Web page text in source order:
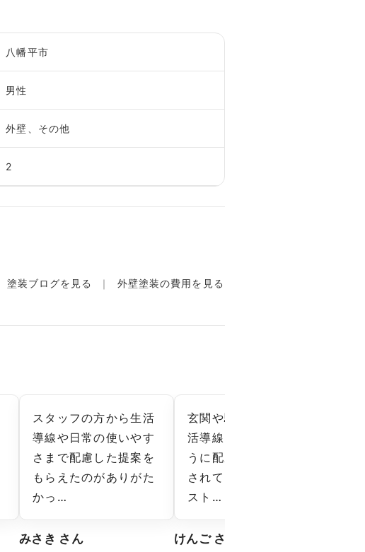
八幡平市
男性
外壁、その他
2
塗装ブログを見る
外壁塗装の費用を見る
スタッフの方から生活
導線や日常の使いやす
さまで配慮した提案を
もらえたのがありがた
かっ…
みさき さん
玄関や駐車場など、生
活導線をふさがないよ
うに配慮された養生が
されており、生活への
スト…
けんご さん